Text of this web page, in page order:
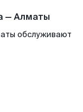
— Алматы
обслуживают